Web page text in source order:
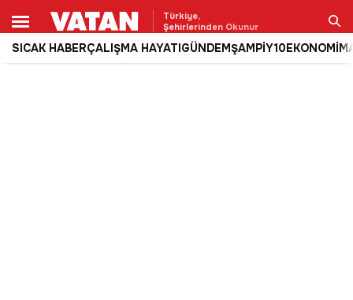
Türkiye,
Şehirlerinden Okunur
SICAK HABERÇALIŞMA HAYATIGÜNDEMŞAMPİY10EKONOMİ
Ara